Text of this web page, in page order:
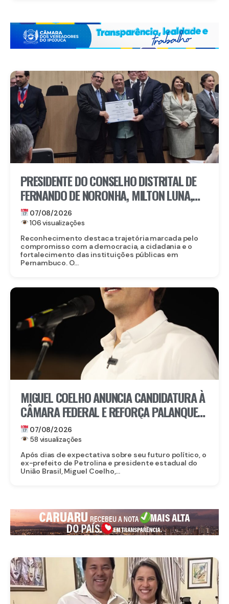
PRESIDENTE DO CONSELHO DISTRITAL DE
FERNANDO DE NORONHA, MILTON LUNA,
RECEBE MEDALHA DO MÉRITO ELEITORAL
FREI CANECA, UMA DAS MAIORES
HONRARIAS DO TRE-PE
07/08/2026
106 visualizações
Reconhecimento destaca trajetória marcada pelo
compromisso com a democracia, a cidadania e o
fortalecimento das instituições públicas em
Pernambuco. O...
MIGUEL COELHO ANUNCIA CANDIDATURA À
CÂMARA FEDERAL E REFORÇA PALANQUE
DE RAQUEL LYRA EM PERNAMBUCO
07/08/2026
58 visualizações
Após dias de expectativa sobre seu futuro político, o
ex-prefeito de Petrolina e presidente estadual do
União Brasil, Miguel Coelho,...